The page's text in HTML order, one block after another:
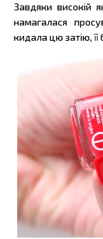
Завдяки високій
намагалася
кидала цю затію,